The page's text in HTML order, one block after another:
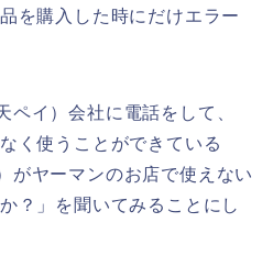
を購入した時にだけエラー
イ）会社に電話をして、
く使うことができている
がヤーマンのお店で使えない
？」を聞いてみることにし